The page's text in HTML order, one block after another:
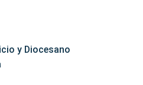
y Diocesano